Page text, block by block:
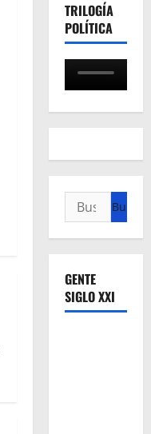
TRILOGÍA
POLÍTICA
Buscar:
GENTE
SIGLO XXI